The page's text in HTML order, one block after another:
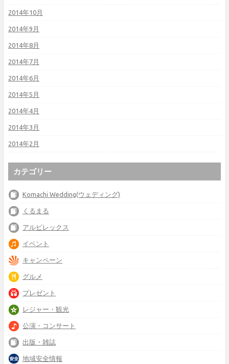
2014年10月
2014年9月
2014年8月
2014年7月
2014年6月
2014年5月
2014年4月
2014年3月
2014年2月
カテゴリー
Komachi Wedding(ウェディング)
くるまる
アルビレックス
イベント
キャンペーン
グルメ
プレゼント
レジャー・観光
公演・コンサート
出版・雑誌
地域安全情報